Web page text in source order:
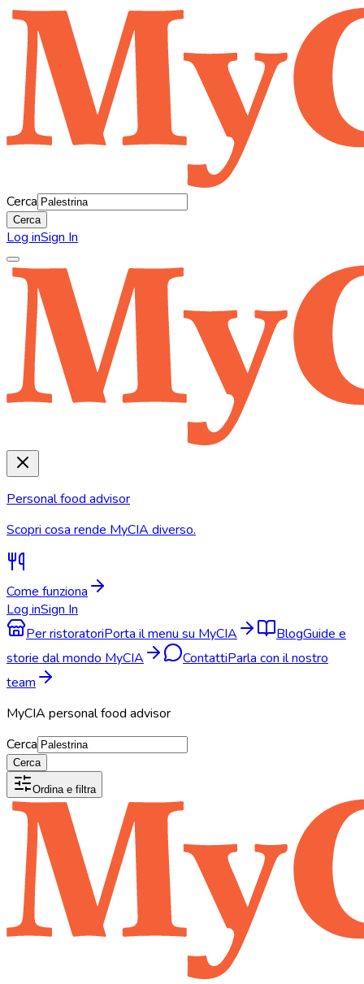
Cerca
Cerca
Log inSign In
Personal food advisor
Scopri cosa rende MyCIA diverso.
Come funziona
Log inSign In
Per ristoratoriPorta il menu su MyCIA BlogGuide e
storie dal mondo MyCIA
ContattiParla con il nostro
team
MyCIA personal food advisor
Cerca
Cerca
Ordina e filtra